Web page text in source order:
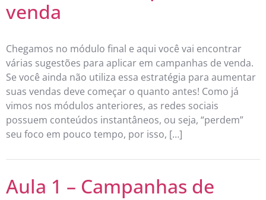
venda
Chegamos no módulo final e aqui você vai encontrar
várias sugestões para aplicar em campanhas de venda.
Se você ainda não utiliza essa estratégia para aumentar
suas vendas deve começar o quanto antes! Como já
vimos nos módulos anteriores, as redes sociais
possuem conteúdos instantâneos, ou seja, “perdem”
seu foco em pouco tempo, por isso, […]
Aula 1 – Campanhas de